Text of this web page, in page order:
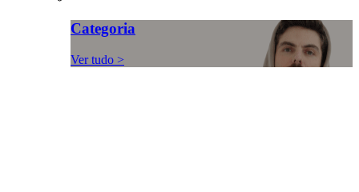
Categoria
Ver tudo >